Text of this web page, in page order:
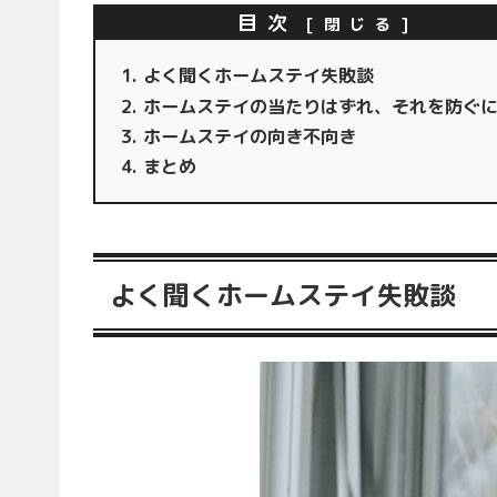
目次
よく聞くホームステイ失敗談
ホームステイの当たりはずれ、それを防ぐ
ホームステイの向き不向き
まとめ
よく聞くホームステイ失敗談